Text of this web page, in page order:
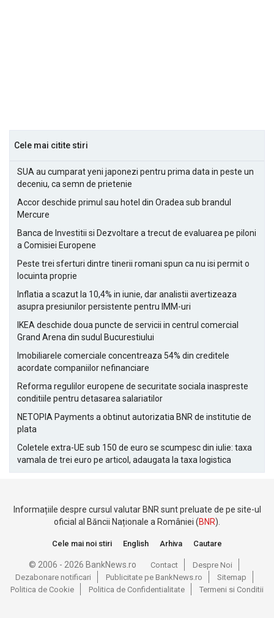
Cele mai citite stiri
SUA au cumparat yeni japonezi pentru prima data in peste un
deceniu, ca semn de prietenie
Accor deschide primul sau hotel din Oradea sub brandul
Mercure
Banca de Investitii si Dezvoltare a trecut de evaluarea pe piloni
a Comisiei Europene
Peste trei sferturi dintre tinerii romani spun ca nu isi permit o
locuinta proprie
Inflatia a scazut la 10,4% in iunie, dar analistii avertizeaza
asupra presiunilor persistente pentru IMM-uri
IKEA deschide doua puncte de servicii in centrul comercial
Grand Arena din sudul Bucurestiului
Imobiliarele comerciale concentreaza 54% din creditele
acordate companiilor nefinanciare
Reforma regulilor europene de securitate sociala inaspreste
conditiile pentru detasarea salariatilor
NETOPIA Payments a obtinut autorizatia BNR de institutie de
plata
Coletele extra-UE sub 150 de euro se scumpesc din iulie: taxa
vamala de trei euro pe articol, adaugata la taxa logistica
Informațiile despre cursul valutar BNR sunt preluate de pe site-ul
oficial al Băncii Naționale a României (BNR).
Cele mai noi stiri English Arhiva Cautare
© 2006 - 2026 BankNews.ro Contact
Despre Noi
Dezabonare notificari
Publicitate pe BankNews.ro
Sitemap
Politica de Cookie
Politica de Confidentialitate Termeni si Conditii